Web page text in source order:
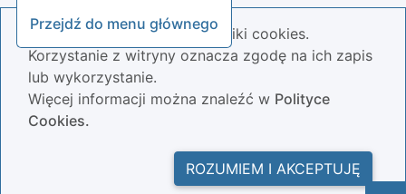
Przejdź do menu głównego
Nasza strona wykorzystuje pliki cookies.
Korzystanie z witryny oznacza zgodę na ich zapis
lub wykorzystanie.
Więcej informacji można znaleźć w Polityce
Cookies.
ROZUMIEM I AKCEPTUJĘ